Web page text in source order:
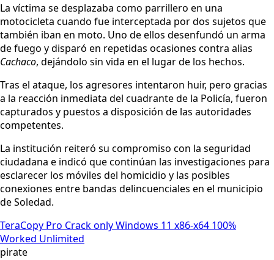
La víctima se desplazaba como parrillero en una
motocicleta cuando fue interceptada por dos sujetos que
también iban en moto. Uno de ellos desenfundó un arma
de fuego y disparó en repetidas ocasiones contra alias
Cachaco, dejándolo sin vida en el lugar de los hechos.
Tras el ataque, los agresores intentaron huir, pero gracias
a la reacción inmediata del cuadrante de la Policía, fueron
capturados y puestos a disposición de las autoridades
competentes.
La institución reiteró su compromiso con la seguridad
ciudadana e indicó que continúan las investigaciones para
esclarecer los móviles del homicidio y las posibles
conexiones entre bandas delincuenciales en el municipio
de Soledad.
TeraCopy Pro Crack only Windows 11 x86-x64 100%
Worked Unlimited
pirate